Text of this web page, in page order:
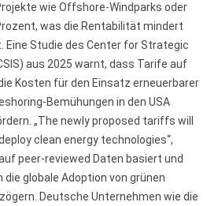
wie Offshore-Windparks oder
was die Rentabilität mindert
Eine Studie des Center for Strategic
aus 2025 warnt, dass Tarife auf
Kosten für den Einsatz erneuerbarer
Bemühungen in den USA
„The newly proposed tariffs will
clean energy technologies“,
peer-reviewed Daten basiert und
globale Adoption von grünen
Deutsche Unternehmen wie die